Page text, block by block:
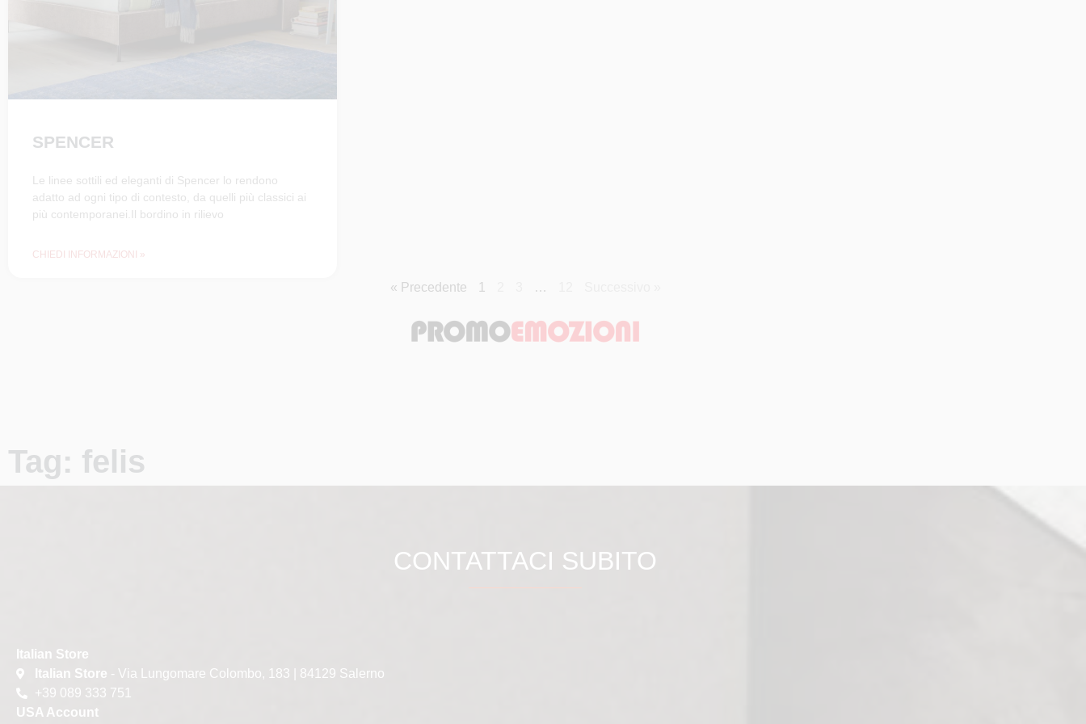
SPENCER
Le linee sottili ed eleganti di Spencer lo rendono
adatto ad ogni tipo di contesto, da quelli più classici ai
più contemporanei.Il bordino in rilievo
CHIEDI INFORMAZIONI »
« Precedente 1 …
Tag: felis
CONTATTACI SUBITO
Italian Store
Italian Store - Via Lungomare Colombo, 183 | 84129 Salerno
+39 089 333 751
USA Account